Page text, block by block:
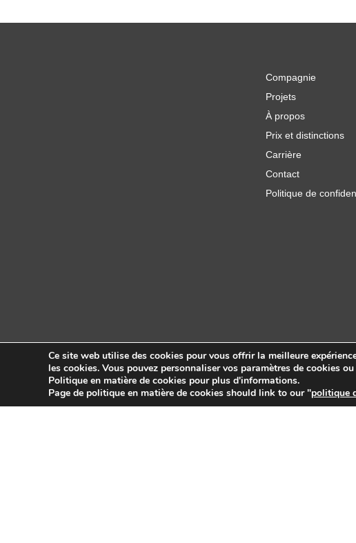
Compagnie
Projets
À propos
Prix et distinctions
Carrière
Contact
Politique de
Copyright © 2026 Sidekick Interactive Inc.
Ce site web utilise des cookies pour vous offrir la meilleure
les cookies. Vous pouvez personnaliser vos paramètres de cookies
Politique en matière de cookies pour plus d'informations.
Page de politique en matière de cookies should link to our "politique